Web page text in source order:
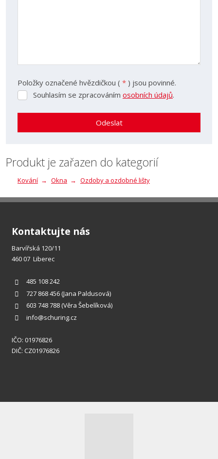
Položky označené hvězdičkou ( * ) jsou povinné.
Souhlasím
zpracováním
Souhlasím se zpracováním osobních údajů.
Odeslat
se
nepodařilo
odeslat.
Produkt je zařazen do kategorií
Kování Okna Ozdoby a ozdobné lišty
Kontaktujte nás
Barvířská 120/11
460 07 Liberec
485 108 242
727 868 456 (Jana Paldusová)
603 748 788 (Věra Šebelíková)
info@schuring.cz
IČO: 01976826
DIČ: CZ01976826